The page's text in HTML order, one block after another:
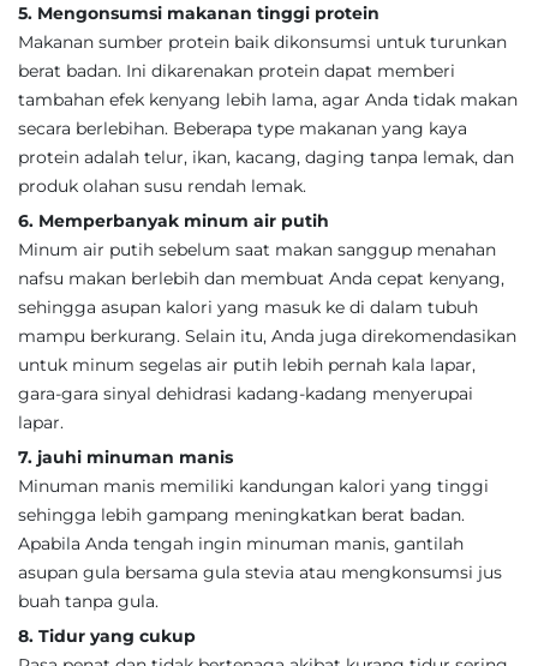
5. Mengonsumsi makanan tinggi protein
Makanan sumber protein baik dikonsumsi untuk turunkan
berat badan. Ini dikarenakan protein dapat memberi
tambahan efek kenyang lebih lama, agar Anda tidak makan
secara berlebihan. Beberapa type makanan yang kaya
protein adalah telur, ikan, kacang, daging tanpa lemak, dan
produk olahan susu rendah lemak.
6. Memperbanyak minum air putih
Minum air putih sebelum saat makan sanggup menahan
nafsu makan berlebih dan membuat Anda cepat kenyang,
sehingga asupan kalori yang masuk ke di dalam tubuh
mampu berkurang. Selain itu, Anda juga direkomendasikan
untuk minum segelas air putih lebih pernah kala lapar,
gara-gara sinyal dehidrasi kadang-kadang menyerupai
lapar.
7. jauhi minuman manis
Minuman manis memiliki kandungan kalori yang tinggi
sehingga lebih gampang meningkatkan berat badan.
Apabila Anda tengah ingin minuman manis, gantilah
asupan gula bersama gula stevia atau mengkonsumsi jus
buah tanpa gula.
8. Tidur yang cukup